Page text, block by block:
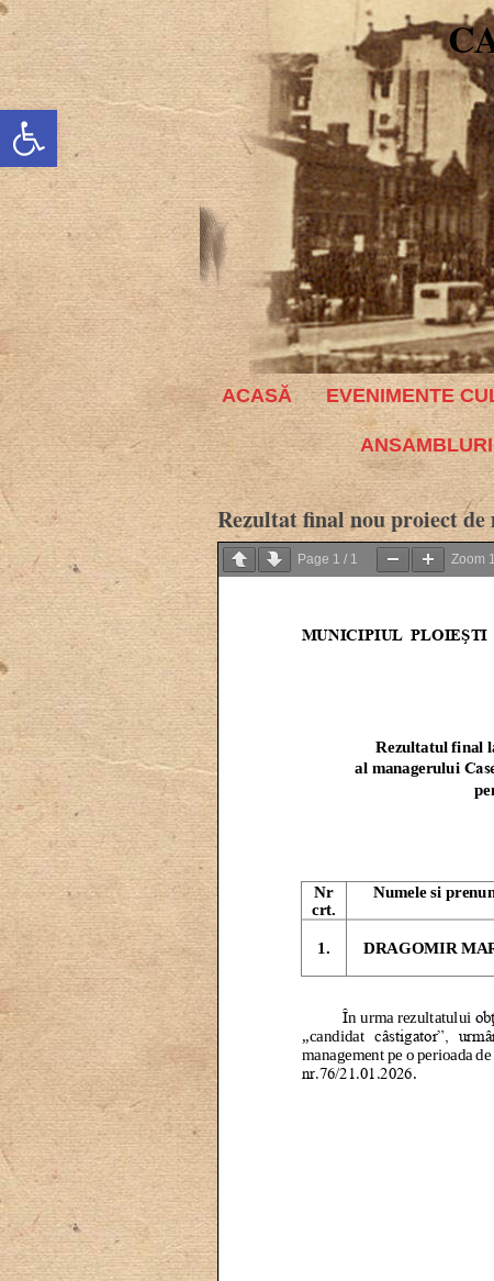
Deschide bara de unelte
ACASĂ EVENIMENTE
Rezultat final nou proiect de
Page 1 / 1 Zoom